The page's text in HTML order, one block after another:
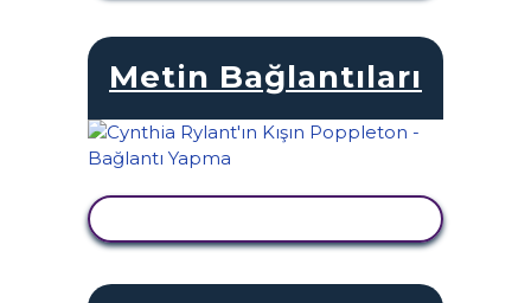
Metin Bağlantıları